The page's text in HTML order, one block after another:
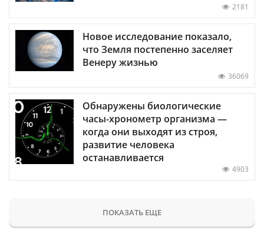
2181
Новое исследование показало,
что Земля постепенно заселяет
Венеру жизнью
36069
Обнаружены биологические
часы-хронометр организма —
когда они выходят из строя,
развитие человека
останавливается
4903
ПОКАЗАТЬ ЕЩЕ